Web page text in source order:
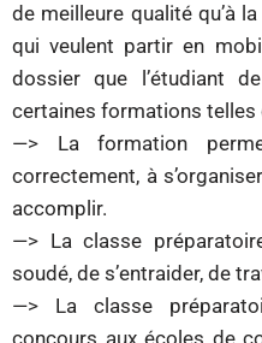
de meilleure qualité qu’à
qui veulent partir en
dossier que l’étudiant
certaines formations telles
—> La formation
correctement, à
accomplir.
—> La classe
soudé, de s’entraider, de
—> La classe
concours aux écoles de